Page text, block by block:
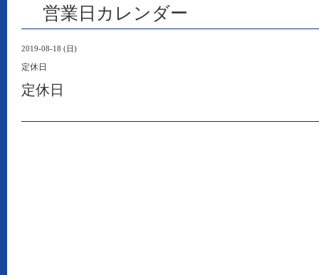
営業日カレンダー
2019-08-18 (日)
定休日
定休日